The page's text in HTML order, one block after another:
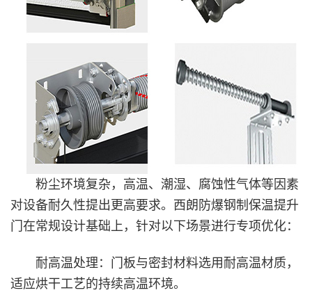
粉尘环境复杂，高温、潮湿、腐蚀性气体等因素
对设备耐久性提出更高要求。西朗防爆钢制保温提升
门在常规设计基础上，针对以下场景进行专项优化：
耐高温处理‌：门板与密封材料选用耐高温材质，
适应烘干工艺的持续高温环境。